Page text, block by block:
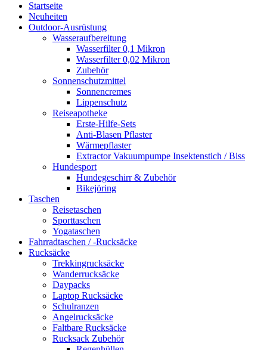
Startseite
Neuheiten
Outdoor-Ausrüstung
Wasseraufbereitung
Wasserfilter 0,1 Mikron
Wasserfilter 0,02 Mikron
Zubehör
Sonnenschutzmittel
Sonnencremes
Lippenschutz
Reiseapotheke
Erste-Hilfe-Sets
Anti-Blasen Pflaster
Wärmepflaster
Extractor Vakuumpumpe Insektenstich / Biss
Hundesport
Hundegeschirr & Zubehör
Bikejöring
Taschen
Reisetaschen
Sporttaschen
Yogataschen
Fahrradtaschen / -Rucksäcke
Rucksäcke
Trekkingrucksäcke
Wanderrucksäcke
Daypacks
Laptop Rucksäcke
Schulranzen
Angelrucksäcke
Faltbare Rucksäcke
Rucksack Zubehör